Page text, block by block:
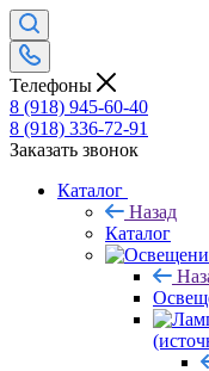
Телефоны
8 (918) 945-60-40
8 (918) 336-72-91
Заказать звонок
Каталог
Назад
Каталог